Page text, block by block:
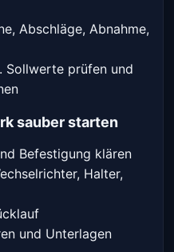
Abschläge, Abnahme,
Sollwerte prüfen und
sauber starten
Befestigung klären
Halter,
und Unterlagen